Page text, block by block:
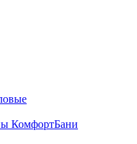
КомфортБани